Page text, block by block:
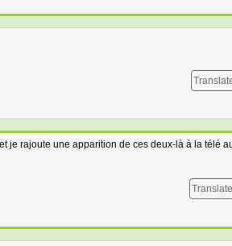
je rajoute une apparition de ces deux-là à la télé
Translate